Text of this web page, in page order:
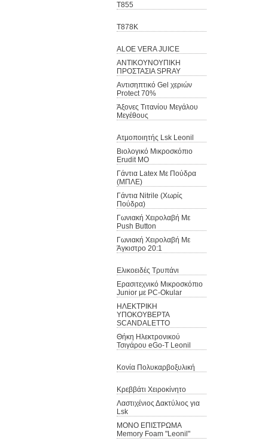
T855
T878K
ΑLOE VERA JUICE
ΑΝΤΙΚΟΥΝΟΥΠΙΚΗ
ΠΡΟΣΤΑΣΙΑ SPRAY
Αντισηπτικό Gel χεριών
Protect 70%
Άξονες Τιτανίου Μεγάλου
Μεγέθους
Ατμοποιητής Lsk Leonil
Βιολογικό Μικροσκόπιο
Erudit MO
Γάντια Latex Με Πούδρα
(ΜΠΛΕ)
Γάντια Nitrile (Χωρίς
Πούδρα)
Γωνιακή Χειρολαβή Με
Push Button
Γωνιακή Χειρολαβή Με
Άγκιστρο 20:1
Ελικοειδές Τρυπάνι
Ερασιτεχνικό Μικροσκόπιο
Junior με PC-Okular
ΗΛΕΚΤΡΙΚΗ
ΥΠΟΚΟΥΒΕΡΤΑ
SCANDALETTO
Θήκη Ηλεκτρονικού
Τσιγάρου eGo-T Leonil
Κονία Πολυκαρβοξυλική
Κρεββάτι Χειροκίνητο
Λαστιχένιος Δακτύλιος για
Lsk
ΜΟΝΟ ΕΠΙΣΤΡΩΜΑ
Memory Foam "Leonil"